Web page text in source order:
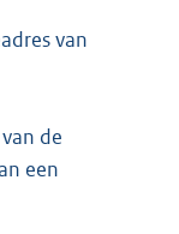
van
de
een